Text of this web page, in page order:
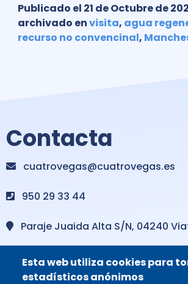
Esta web utiliza cookies para
estadísticos anónimos
Publicado el 21 de Octubre de
archivado envisita, agua
recurso no convencinal,
Contacta
cuatrovegas@cuatrovegas.es
950 29 33 44
Paraje Juaida Alta S/N, 04240
Reportar incidencia